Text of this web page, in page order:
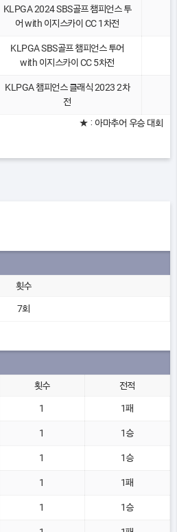
KLPGA 2024 SBS골프 챔피언스 투
어 with 이지스카이 CC 1차전
KLPGA SBS골프 챔피언스 투어
with 이지스카이 CC 5차전
KLPGA 챔피언스 클래식 2023 2차
전
★ : 아마추어 우승 대회
횟수
7회
횟수 전적
1 1패
1 1승
1 1승
1 1패
1 1승